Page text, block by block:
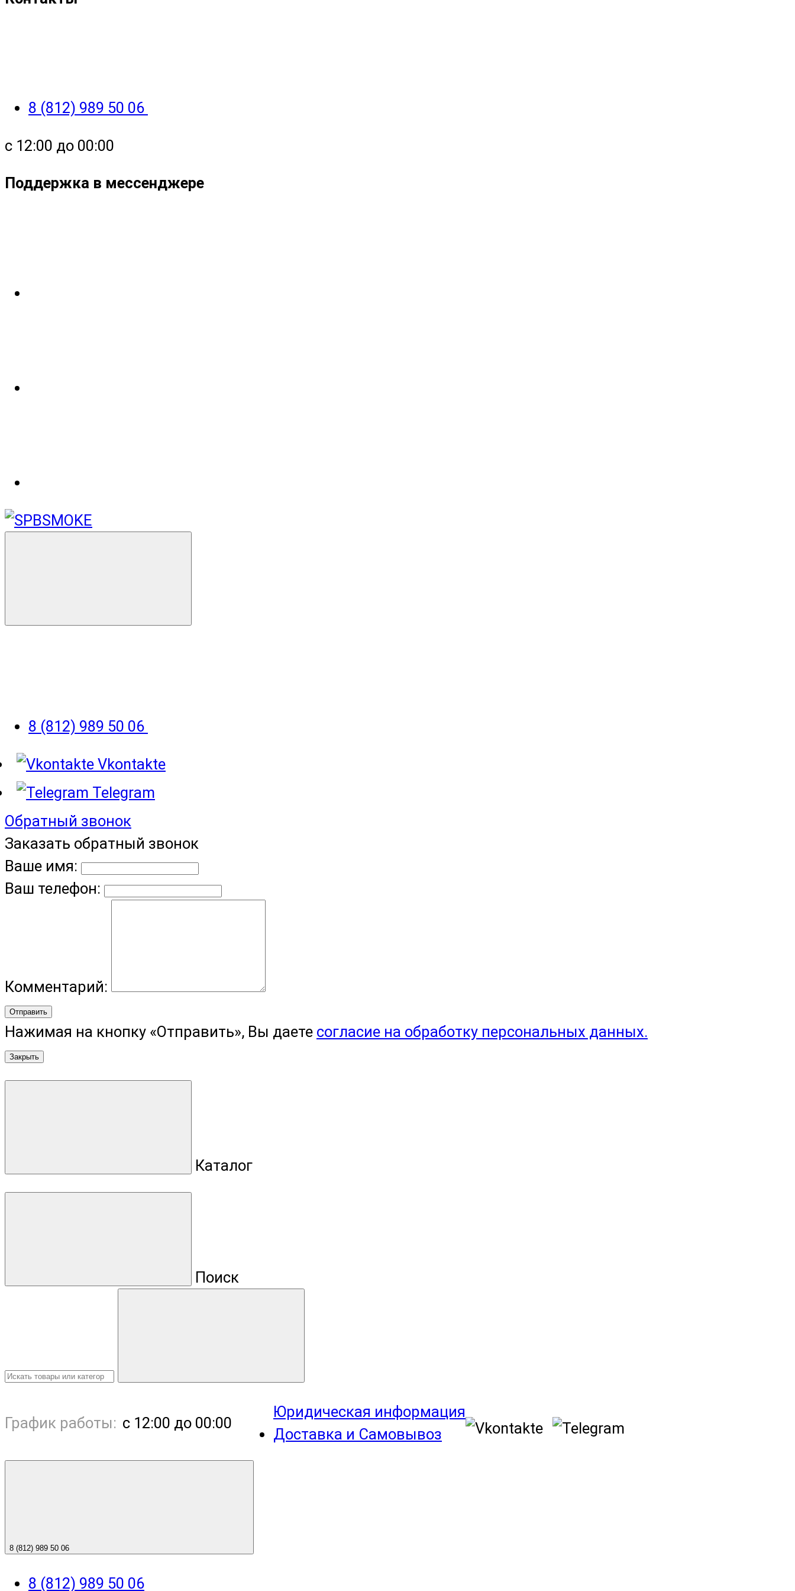
8 (812) 989 50 06
с 12:00 до 00:00
Поддержка в мессенджере
8 (812) 989 50 06
Vkontakte
Telegram
Обратный звонок
Заказать обратный звонок
Ваше имя:
Ваш телефон:
Комментарий:
Отправить
Нажимая на кнопку «Отправить», Вы даете согласие на обработку персональных данных.
Закрыть
Каталог
Поиск
График работы: с 12:00 до 00:00
Юридическая информация
Доставка и Самовывоз
8 (812) 989 50 06
8 (812) 989 50 06